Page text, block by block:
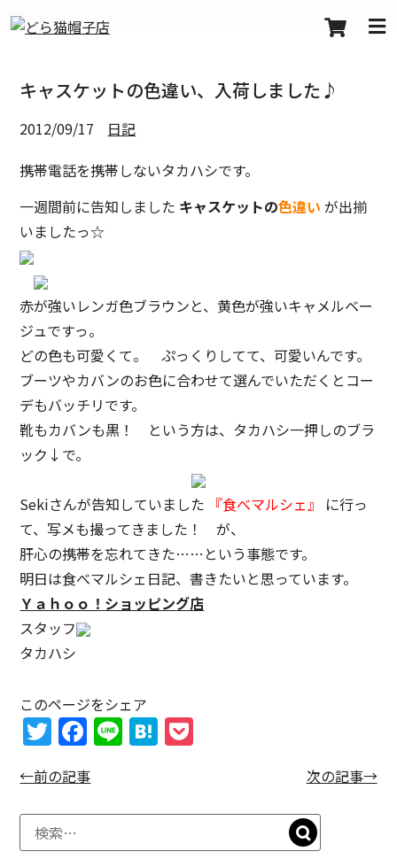
キャスケットの色違い、入荷しました♪
2012/09/17
日記
携帯電話を携帯しないタカハシです。
一週間前に告知しました キャスケットの色違いが出揃
いましたっ☆
赤が強いレンガ色ブラウンと、黄色が強いキャメルベー
ジュですっ。
どの色も可愛くて。 ぷっくりしてて、可愛いんです。
ブーツやカバンのお色に合わせて選んでいただくとコー
デもバッチリです。
靴もカバンも黒！ という方は、タカハシ一押しのブラ
ック↓で。
Sekiさんが告知していました 『食べマルシェ』
に行っ
て、写メも撮ってきました！ が、
肝心の携帯を忘れてきた……という事態です。
明日は食べマルシェ日記、書きたいと思っています。
Ｙａｈｏｏ！ショッピング店
スタッフ
タカハシ
このページをシェア
T
w
itt
er
F
a
c
e
b
Li H
n
a
k
et
←前の記事 次の記事→